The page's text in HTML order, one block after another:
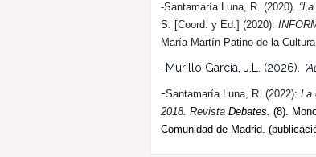
-Santamaría Luna, R. (2020).
S. [Coord. y Ed.] (2020):
María Martín Patino de la
-Murillo García, J.L. (2026).
-Santamaría Luna, R. (2022): La
2018. Revista Debates. (8).
Comunidad de Madrid.